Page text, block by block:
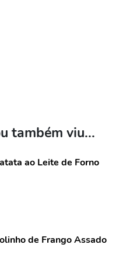
também viu...
ao Leite de Forno
de Frango Assado